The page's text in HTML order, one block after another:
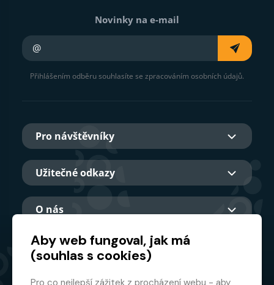
Novinky na e-mail
Přihlášením odběru souhlasíte se zpracováním osobních údajů.
Pro návštěvníky
Užitečné odkazy
O nás
Hlavní partner
Aby web fungoval, jak má
(souhlas s cookies)
Pro co nejlepší zážitek z procházení webu - aby